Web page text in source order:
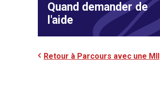
Quand demander de
l'aide
Retour à Parcours avec une MII